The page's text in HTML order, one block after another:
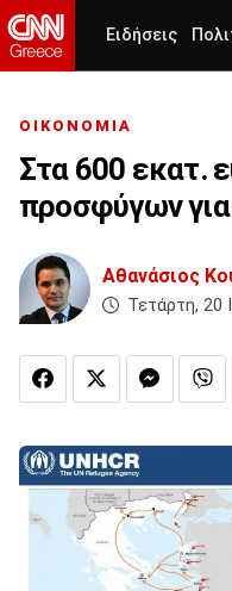
Ειδήσεις
ΟΙΚΟΝΟΜΙΑ
Στα 600 εκατ.
προσφύγων
Αθανάσιος
Τετάρτη, 20